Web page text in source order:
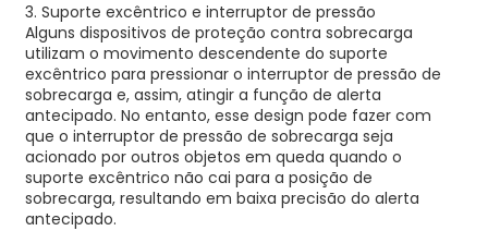
3. Suporte excêntrico e interruptor de pressão
Alguns dispositivos de proteção contra sobrecarga
utilizam o movimento descendente do suporte
excêntrico para pressionar o interruptor de pressão de
sobrecarga e, assim, atingir a função de alerta
antecipado. No entanto, esse design pode fazer com
que o interruptor de pressão de sobrecarga seja
acionado por outros objetos em queda quando o
suporte excêntrico não cai para a posição de
sobrecarga, resultando em baixa precisão do alerta
antecipado.